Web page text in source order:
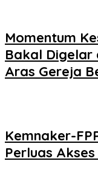
Momentum
Bakal Digelar
Aras Gereja
Kemnaker-
Perluas